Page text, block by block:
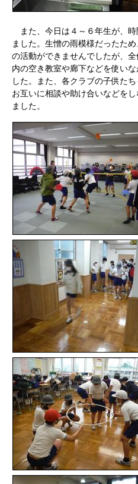
また、今日は４～６年生が、
ました。生憎の雨模様だったた
の活動ができませんでしたが、
内の空き教室や廊下などを使い
した。また、各クラブの子供た
お互いに相談や助け合いなどを
ました。